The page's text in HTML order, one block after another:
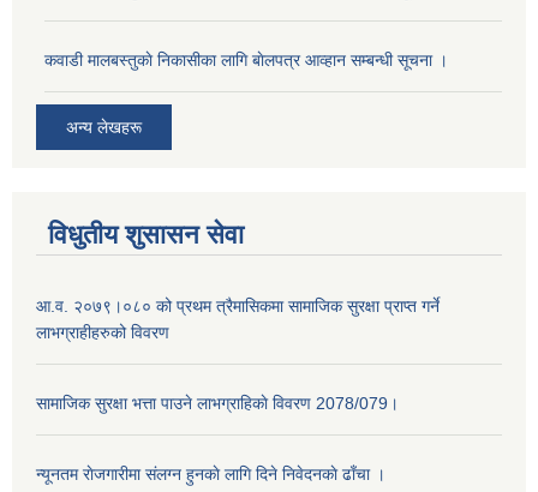
कवाडी मालबस्तुकाे निकासीका लागि बाेलपत्र आव्हान सम्बन्धी सूचना ।
अन्य लेखहरू
विधुतीय शुसासन सेवा
आ.व. २०७९।०८० को प्रथम त्रैमासिकमा सामाजिक सुरक्षा प्राप्त गर्ने
लाभग्राहीहरुको विवरण
सामाजिक सुरक्षा भत्ता पाउने लाभग्राहिकाे विवरण 2078/079।
न्यूनतम राेजगारीमा संलग्न हुनकाे लागि दिने निवेदनकाे ढाँचा ।